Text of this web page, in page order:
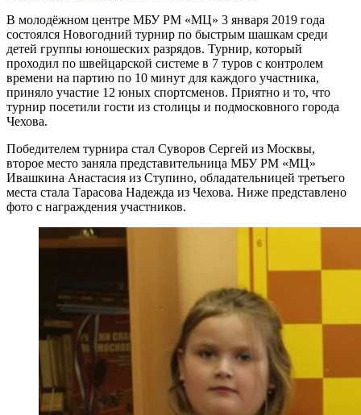
В молодёжном центре МБУ РМ «МЦ» 3 января 2019 года
состоялся Новогодний турнир по быстрым шашкам среди
детей группы юношеских разрядов. Турнир, который
проходил по швейцарской системе в 7 туров с контролем
времени на партию по 10 минут для каждого участника,
приняло участие 12 юных спортсменов. Приятно и то, что
турнир посетили гости из столицы и подмосковного города
Чехова.
Победителем турнира стал Суворов Сергей из Москвы,
второе место заняла представительница МБУ РМ «МЦ»
Ивашкина Анастасия из Ступино, обладательницей третьего
места стала Тарасова Надежда из Чехова. Ниже представлено
фото с награждения участников.